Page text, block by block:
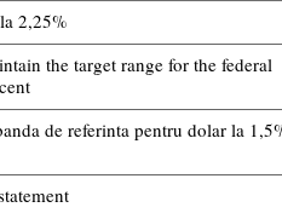
2,25%
the target range for the federal
de referinta pentru dolar la